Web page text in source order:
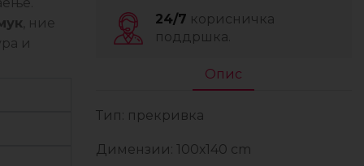
, ние
и
24/7 корисничка
поддршка.
Опис
Тип: прекривка
Димензии: 100х140 cm